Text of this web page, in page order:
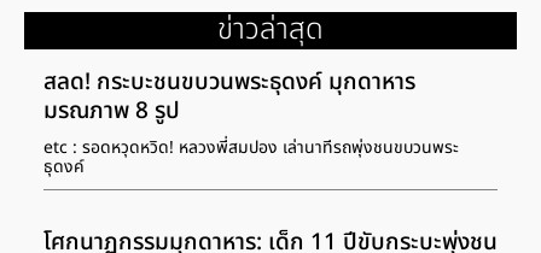
ซั่นที่แล้วที่เจอกัน "หงส์แดง' บุกไปชนะ 1-0 คอนเทนต์แนะนำ
คริสตัล พาเลซ ยื่นอุทธรณ์ ขอคืนสิทธิ์เล่นยูโรป้า ลีก AFP/Darren
Staples ริโอ เอ็นกูโมฮา ดาวรุ่งที่โชว์ฟอร์มเด่นให้ลิเวอร์พูลช่วงปรีซี
ซั่น […]
ข่าวล่าสุด
สลด! กระบะชนขบวนพระธุดงค์ มุกดาหาร
มรณภาพ 8 รูป
etc : รอดหวุดหวิด! หลวงพี่สมปอง เล่านาทีรถพุ่งชนขบวนพระ
ธุดงค์
โศกนาฏกรรมมุกดาหาร: เด็ก 11 ปีขับกระบะพุ่งชน